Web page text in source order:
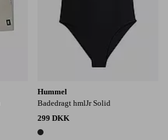
Hummel
Badedragt hmlJr Solid
299 DKK
1 farve